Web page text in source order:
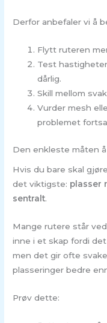
Derfor anbefaler vi å
Flytt ruteren
Test
dårlig.
Skill mellom
Vurder mesh
problemet
Den enkleste måten
Hvis du bare skal
det viktigste: plasser
sentralt.
Mange rutere står
inne i et skap fordi
men det gir ofte
plasseringer bedre
Prøv dette: